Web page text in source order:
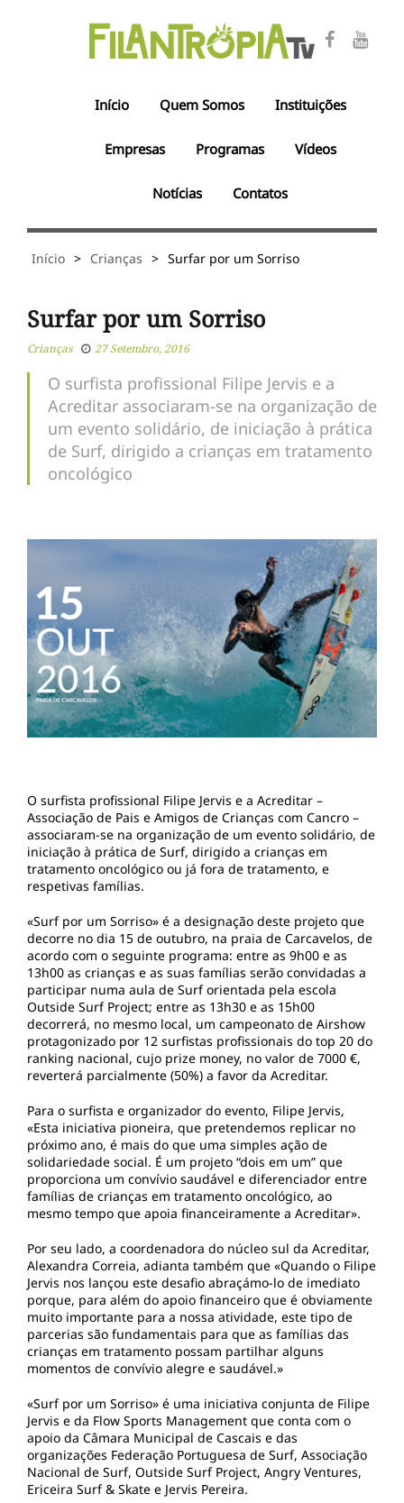
Início Quem Somos Instituições
Empresas Programas Vídeos
Notícias Contatos
Início > Crianças > Surfar por um Sorriso
Surfar por um Sorriso
Crianças 27 Setembro, 2016
O surfista profissional Filipe Jervis e a
Acreditar associaram-se na organização de
um evento solidário, de iniciação à prática
de Surf, dirigido a crianças em tratamento
oncológico
O surfista profissional Filipe Jervis e a Acreditar –
Associação de Pais e Amigos de Crianças com Cancro –
associaram-se na organização de um evento solidário, de
iniciação à prática de Surf, dirigido a crianças em
tratamento oncológico ou já fora de tratamento, e
respetivas famílias.
«Surf por um Sorriso» é a designação deste projeto que
decorre no dia 15 de outubro, na praia de Carcavelos, de
acordo com o seguinte programa: entre as 9h00 e as
13h00 as crianças e as suas famílias serão convidadas a
participar numa aula de Surf orientada pela escola
Outside Surf Project; entre as 13h30 e as 15h00
decorrerá, no mesmo local, um campeonato de Airshow
protagonizado por 12 surfistas profissionais do top 20 do
ranking nacional, cujo prize money, no valor de 7000 €,
reverterá parcialmente (50%) a favor da Acreditar.
Para o surfista e organizador do evento, Filipe Jervis,
«Esta iniciativa pioneira, que pretendemos replicar no
próximo ano, é mais do que uma simples ação de
solidariedade social. É um projeto “dois em um” que
proporciona um convívio saudável e diferenciador entre
famílias de crianças em tratamento oncológico, ao
mesmo tempo que apoia financeiramente a Acreditar».
Por seu lado, a coordenadora do núcleo sul da Acreditar,
Alexandra Correia, adianta também que «Quando o Filipe
Jervis nos lançou este desafio abraçámo-lo de imediato
porque, para além do apoio financeiro que é obviamente
muito importante para a nossa atividade, este tipo de
parcerias são fundamentais para que as famílias das
crianças em tratamento possam partilhar alguns
momentos de convívio alegre e saudável.»
«Surf por um Sorriso» é uma iniciativa conjunta de Filipe
Jervis e da Flow Sports Management que conta com o
apoio da Câmara Municipal de Cascais e das
organizações Federação Portuguesa de Surf, Associação
Nacional de Surf, Outside Surf Project, Angry Ventures,
Ericeira Surf & Skate e Jervis Pereira.